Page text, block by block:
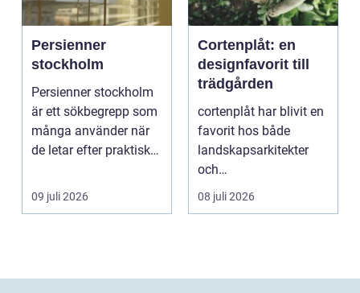
Persienner
stockholm
Persienner stockholm
är ett sökbegrepp som
många använder när
de letar efter praktiska
09 juli 2026
Cortenplåt: en
designfavorit till
trädgården
cortenplåt har blivit en
favorit hos både
landskapsarkitekter
och
trädgårdsentusiaster.
Det är ett m...
08 juli 2026